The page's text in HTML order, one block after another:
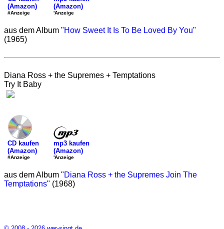
(Amazon)
#Anzeige
(Amazon)
'Anzeige
aus dem Album "How Sweet It Is To Be Loved By You"
(1965)
Diana Ross + the Supremes + Temptations
Try It Baby
CD kaufen
(Amazon)
#Anzeige
mp3 kaufen
(Amazon)
'Anzeige
aus dem Album "Diana Ross + the Supremes Join The
Temptations" (1968)